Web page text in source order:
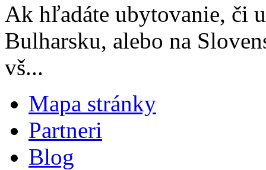
Ak hľadáte ubytovanie, či
Bulharsku, alebo na
vš...
Mapa stránky
Partneri
Blog